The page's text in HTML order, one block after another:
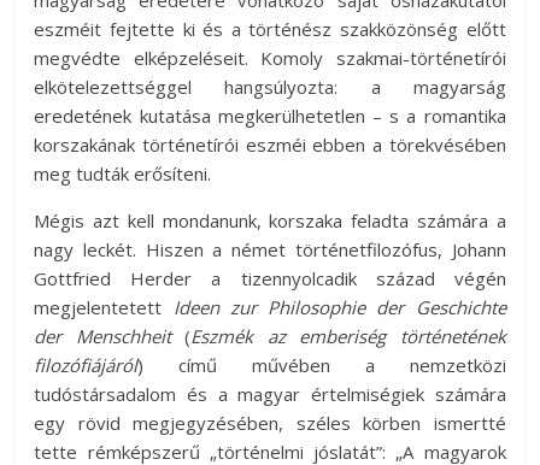
eszméit fejtette ki és a történész szakközönség előtt
megvédte elképzeléseit. Komoly szakmai-történetírói
elkötelezettséggel hangsúlyozta: a magyarság
eredetének kutatása megkerülhetetlen – s a romantika
korszakának történetírói eszméi ebben a törekvésében
meg tudták erősíteni.
Mégis azt kell mondanunk, korszaka feladta számára a
nagy leckét. Hiszen a német történetfilozófus, Johann
Gottfried Herder a tizennyolcadik század végén
megjelentetett Ideen zur Philosophie der Geschichte
der Menschheit(Eszmék az emberiség történetének
filozófiájáról) című művében a nemzetközi
tudóstársadalom és a magyar értelmiségiek számára
egy rövid megjegyzésében, széles körben ismertté
tette rémképszerű „történelmi jóslatát”: „A magyarok